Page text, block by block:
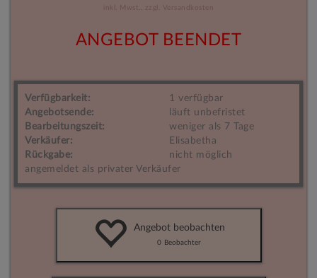
inkl. Mwst., zzgl. Versandkosten
ANGEBOT BEENDET
Verfügbarkeit:
1 verfügbar
Angebotsende:
läuft unbefristet
Bearbeitungszeit:
weniger als 7 Tage
Verkäufer:
Elisabetha
Rückgabe:
nicht möglich
angemeldet als privater Verkäufer
Angebot beobachten
0 Beobachter